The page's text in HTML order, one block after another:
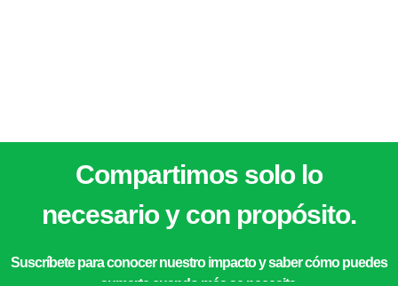
Compartimos solo lo
necesario y con propósito.
Suscríbete para conocer nuestro impacto y saber cómo puedes